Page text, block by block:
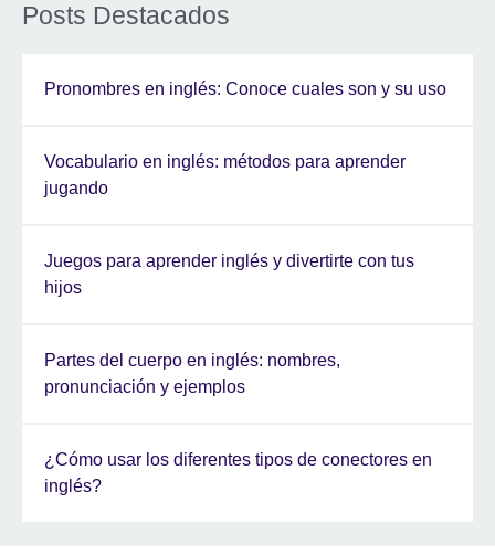
Posts Destacados
Pronombres en inglés: Conoce cuales son y su uso
Vocabulario en inglés: métodos para aprender
jugando
Juegos para aprender inglés y divertirte con tus
hijos
Partes del cuerpo en inglés: nombres,
pronunciación y ejemplos
¿Cómo usar los diferentes tipos de conectores en
inglés?